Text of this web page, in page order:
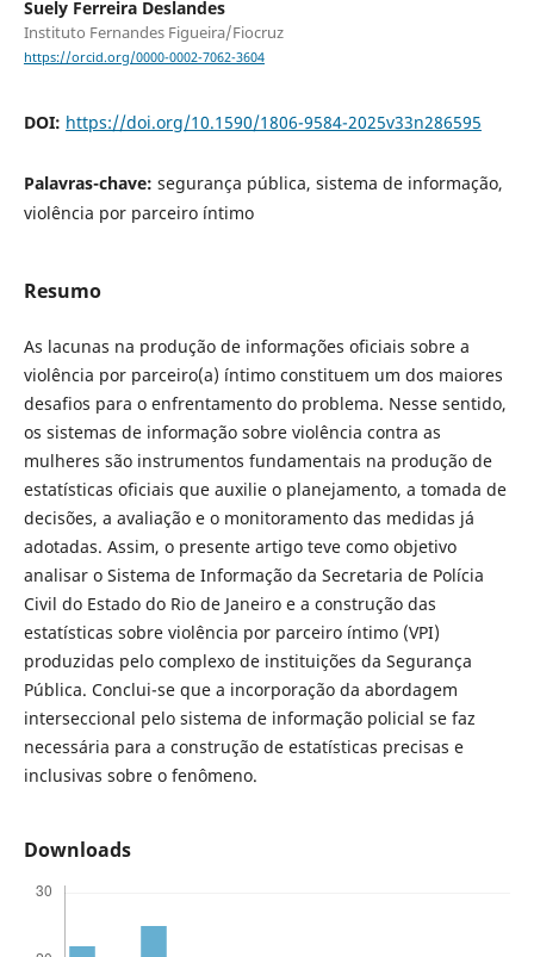
Suely Ferreira Deslandes
Instituto Fernandes Figueira/Fiocruz
https://orcid.org/0000-0002-7062-3604
DOI: https://doi.org/10.1590/1806-9584-2025v33n286595
Palavras-chave: segurança pública, sistema de informação,
violência por parceiro íntimo
Resumo
As lacunas na produção de informações oficiais sobre a
violência por parceiro(a) íntimo constituem um dos maiores
desafios para o enfrentamento do problema. Nesse sentido,
os sistemas de informação sobre violência contra as
mulheres são instrumentos fundamentais na produção de
estatísticas oficiais que auxilie o planejamento, a tomada de
decisões, a avaliação e o monitoramento das medidas já
adotadas. Assim, o presente artigo teve como objetivo
analisar o Sistema de Informação da Secretaria de Polícia
Civil do Estado do Rio de Janeiro e a construção das
estatísticas sobre violência por parceiro íntimo (VPI)
produzidas pelo complexo de instituições da Segurança
Pública. Conclui-se que a incorporação da abordagem
interseccional pelo sistema de informação policial se faz
necessária para a construção de estatísticas precisas e
inclusivas sobre o fenômeno.
Downloads